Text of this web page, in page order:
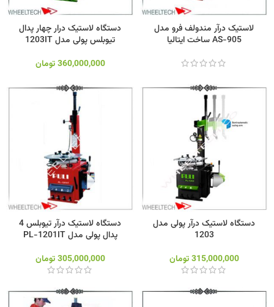
لاستیک درآر مندولف فرو مدل
AS-905 ساخت ایتالیا
دستگاه لاستیک درار چهار پدال
تیوبلس پولی مدل 1203IT
360,000,000 تومان
دستگاه لاستیک درآر پولی مدل
1203
315,000,000 تومان
دستگاه لاستیک درآر تیوبلس 4
پدال پولی مدل PL-1201IT
305,000,000 تومان